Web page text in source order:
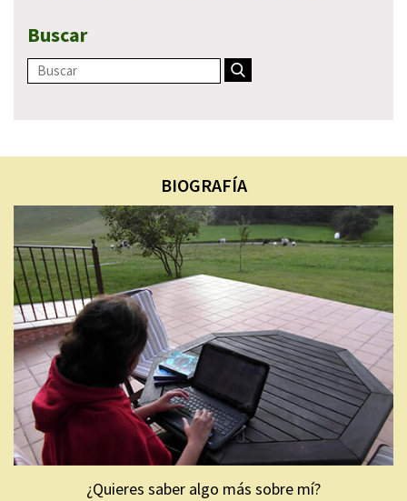
Buscar
BIOGRAFÍA
¿Quieres saber algo más sobre mí?